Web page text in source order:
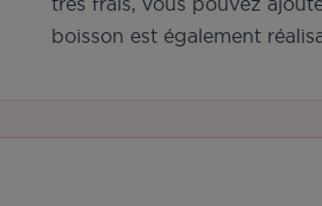
boisson est également